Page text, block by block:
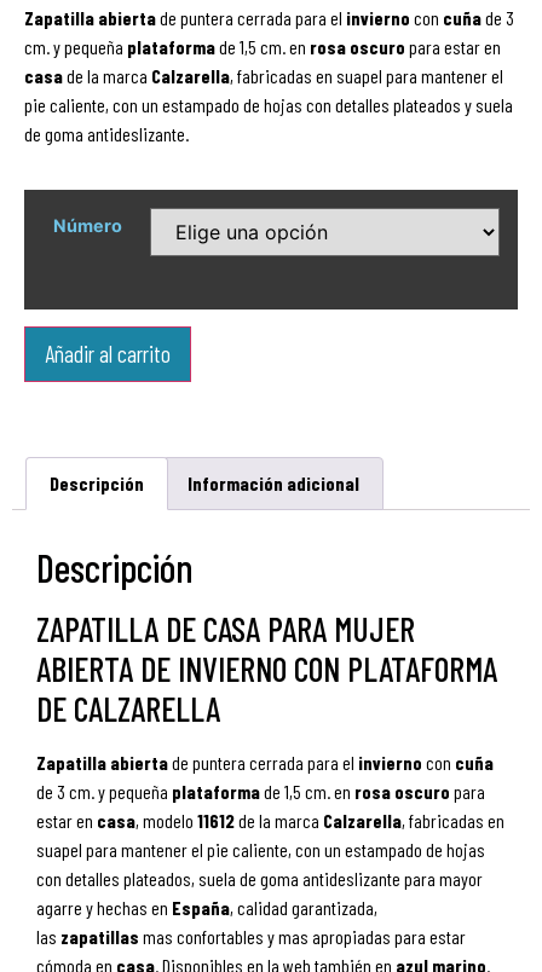
Zapatilla abiertade puntera cerrada para el invierno con cuñade 3
cm. y pequeña plataformade 1,5 cm. en rosa oscuro para estar en
casade la marca Calzarella, fabricadas en suapel para mantener el
pie caliente, con un estampado de hojas con detalles plateados y suela
de goma antideslizante.
Número
Añadir al carrito
Descripción Información adicional
Descripción
ZAPATILLA DE CASA PARA MUJER
ABIERTA DE INVIERNO CON PLATAFORMA
DE CALZARELLA
Zapatilla abiertade puntera cerrada para el invierno con cuña
de 3 cm. y pequeña plataformade 1,5 cm. en rosa oscuro para
estar en casa, modelo 11612de la marca Calzarella, fabricadas en
suapel para mantener el pie caliente, con un estampado de hojas
con detalles plateados, suela de goma antideslizante para mayor
agarre y hechas en España, calidad garantizada,
las zapatillas mas confortables y mas apropiadas para estar
cómoda en casa. Disponibles en la web también en azul marino.